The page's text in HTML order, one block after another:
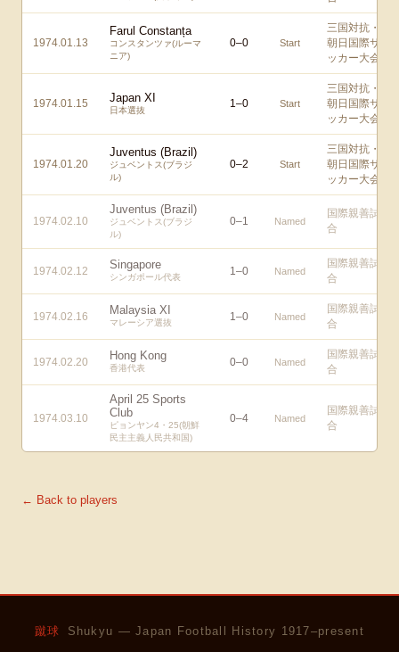
1974.01.13
Farul Constanța
コンスタンツァ(ルーマ
ニア)
0–0 Start
三国対抗・
朝日国際サ
ッカー大会
1974.01.15 Japan XI
日本選抜
1–0 Start
三国対抗・
朝日国際サ
ッカー大会
1974.01.20
Juventus (Brazil)
ジュベントス(ブラジ
ル)
0–2 Start
三国対抗・
朝日国際サ
ッカー大会
1974.02.10
Juventus (Brazil)
ジュベントス(ブラジ
ル)
0–1 Named
国際親善試
合
1974.02.12 Singapore
シンガポール代表 1–0 Named
国際親善試
合
1974.02.16 Malaysia XI
マレーシア選抜 1–0 Named
国際親善試
合
1974.02.20 Hong Kong
香港代表 0–0 Named
国際親善試
合
1974.03.10
April 25 Sports
Club
ピョンヤン4・25(朝鮮
民主主義人民共和国)
0–4 Named
国際親善試
合
← Back to players
蹴球 Shukyu — Japan Football History 1917–present